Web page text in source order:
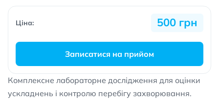
Комплексне лабораторне дослідження для оцінки
ускладнень і контролю перебігу захворювання.
Ціна: 500 грн
Записатися на прийом